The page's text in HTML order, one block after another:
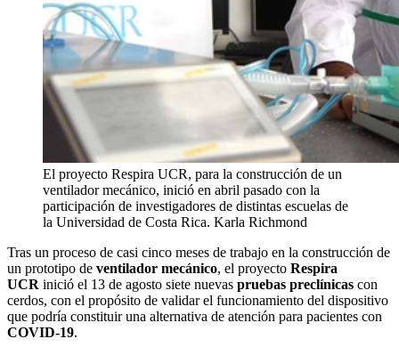
El proyecto Respira UCR, para la construcción de un
ventilador mecánico, inició en abril pasado con la
participación de investigadores de distintas escuelas de
la Universidad de Costa Rica. Karla Richmond
Tras un proceso de casi cinco meses de trabajo en la construcción de
un prototipo de ventilador mecánico, el proyecto Respira
UCR inició el 13 de agosto siete nuevas pruebas preclínicas con
cerdos, con el propósito de validar el funcionamiento del dispositivo
que podría constituir una alternativa de atención para pacientes con
COVID-19.